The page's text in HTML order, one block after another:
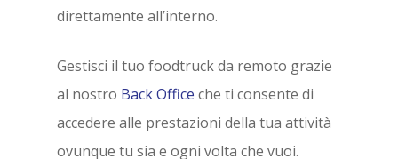
direttamente all’interno.
Gestisci il tuo foodtruck da remoto grazie
al nostro Back Office che ti consente di
accedere alle prestazioni della tua attività
ovunque tu sia e ogni volta che vuoi.